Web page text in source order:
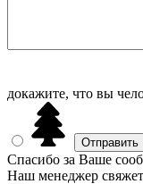
докажите, что вы
Спасибо за Ваше
Наш менеджер